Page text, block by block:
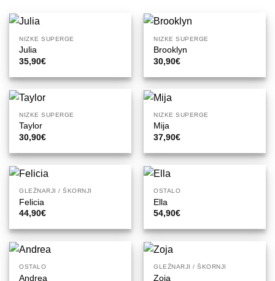
NIZKE SUPERGE
Julia
35,90€
NIZKE SUPERGE
Brooklyn
30,90€
NIZKE SUPERGE
Taylor
30,90€
NIZKE SUPERGE
Mija
37,90€
GLEŽNARJI / ŠKORNJI
Felicia
44,90€
OSTALO
Ella
54,90€
OSTALO
Andrea
GLEŽNARJI / ŠKORNJI
Zoja